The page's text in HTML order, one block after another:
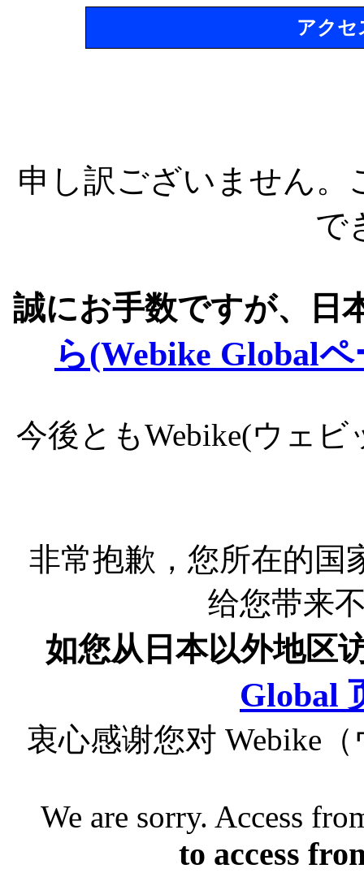
アクセ
申し訳ございません
で
誠にお手数ですが、日
ら(Webike Global
今後ともWebike(ウェ
非常抱歉，您所在的国
给您带来
如您从日本以外地区
Global
衷心感谢您对 Webike
We are sorry. Access
to access